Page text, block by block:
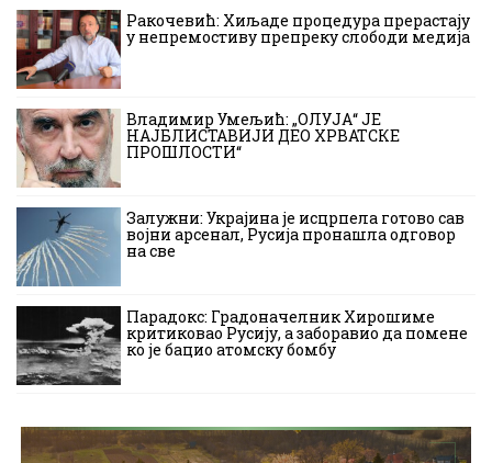
Ракочевић: Хиљаде процедура прерастају
у непремостиву препреку слободи медија
Владимир Умељић: „ОЛУЈА“ ЈЕ
НАЈБЛИСТАВИЈИ ДЕО ХРВАТСКЕ
ПРОШЛОСТИ“
Залужни: Украјина је исцрпела готово сав
војни арсенал, Русија пронашла одговор
на све
Парадокс: Градоначелник Хирошиме
критиковао Русију, а заборавио да помене
ко је бацио атомску бомбу